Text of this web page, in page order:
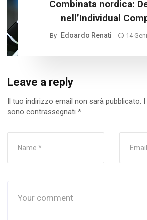
Combinata nordica:
nell’Individual
By Edoardo Renati 14
Leave a reply
Il tuo indirizzo email non sarà pubblicato.
sono contrassegnati *